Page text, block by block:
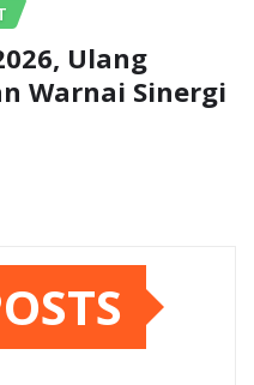
Ulang
Warnai Sinergi